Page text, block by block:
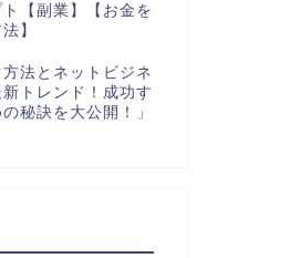
ト【副業】【お金を
】
方法とネットビジネ
新トレンド！成功す
秘訣を大公開！」